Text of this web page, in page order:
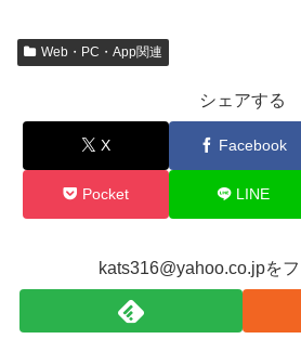
Web・PC・App関連
シェアする
X Facebook
Pocket LINE
kats316@yahoo.co.jpを